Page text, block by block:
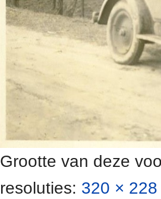
Grootte van deze
resoluties: 320 ×